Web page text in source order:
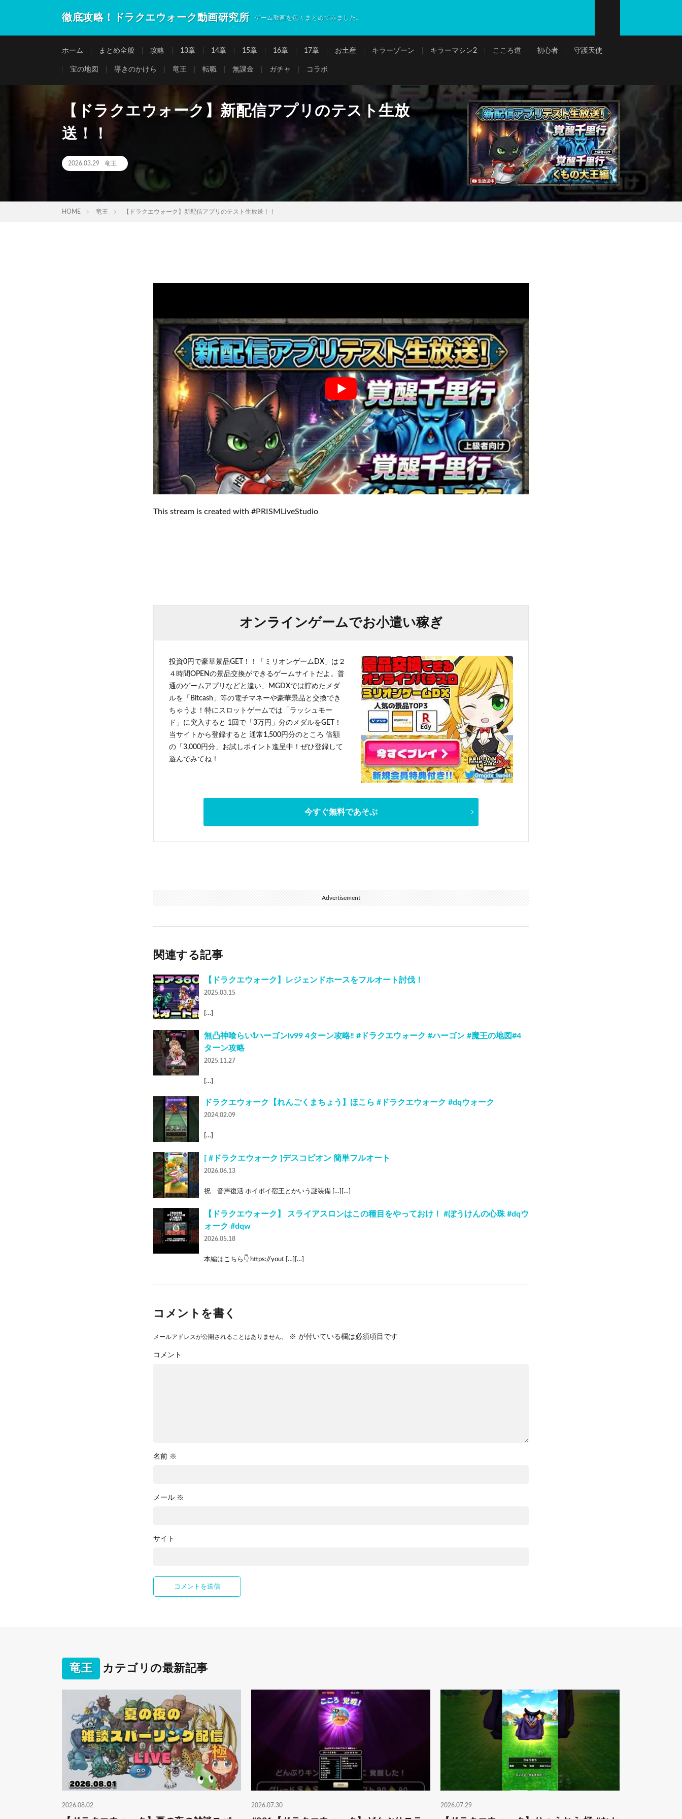
徹底攻略！ドラクエウォーク動画研究所 ゲーム動画を色々まとめてみました。
ホーム まとめ全般 攻略 13章 14章 15章 16章 17章 お土産 キラーゾーン キラーマシン2 こころ道 初心者 守護天使
宝の地図 導きのかけら 竜王 転職 無課金 ガチャ コラボ
【ドラクエウォーク】新配信アプリのテスト生放
送！！
2026.03.29 竜王
HOME 竜王 【ドラクエウォーク】新配信アプリのテスト生放送！！
This stream is created with #PRISMLiveStudio
オンラインゲームでお小遣い稼ぎ
投資0円で豪華景品GET！！「ミリオンゲームDX」は２
４時間OPENの景品交換ができるゲームサイトだよ。普
通のゲームアプリなどと違い、MGDXでは貯めたメダ
ルを「Bitcash」等の電子マネーや豪華景品と交換でき
ちゃうよ！特にスロットゲームでは「ラッシュモー
ド」に突入すると 1回で「3万円」分のメダルをGET！
当サイトから登録すると 通常1,500円分のところ 倍額
の「3,000円分」お試しポイント進呈中！ぜひ登録して
遊んでみてね！
今すぐ無料であそぶ
Advertisement
関連する記事
【ドラクエウォーク】レジェンドホースをフルオート討伐！
2025.03.15
[…]
無凸神喰らい❗️ハーゴンlv99 4ターン攻略‼️ #ドラクエウォーク #ハーゴン #魔王の地図#4
ターン攻略
2025.11.27
[…]
ドラクエウォーク【れんごくまちょう】ほこら #ドラクエウォーク #dqウォーク
2024.02.09
[…]
[ #ドラクエウォーク ]デスコピオン 簡単フルオート
2026.06.13
祝 音声復活 ホイポイ宿王とかいう謎装備 […][…]
【ドラクエウォーク】 スライアスロンはこの種目をやっておけ！ #ぼうけんの心珠 #dqウ
ォーク #dqw
2026.05.18
本編はこちら👇 https://yout […][…]
コメントを書く
メールアドレスが公開されることはありません。 ※ が付いている欄は必須項目です
コメント
名前 ※
メール ※
サイト
竜王 カテゴリの最新記事
2026.08.02 2026.07.30 2026.07.29